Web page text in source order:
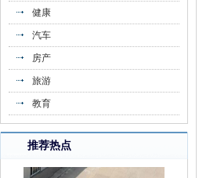
健康
汽车
房产
旅游
教育
推荐热点
《极碧阁根雕茶几----上海具筱家具有限